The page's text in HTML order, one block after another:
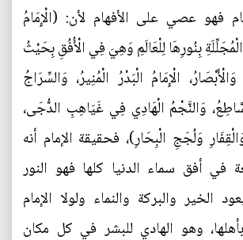
فهو عصي على الأفهام لأن: (الْإِمَامُ
بِنُورِهَا لِلْعَالَمِ وَهِيَ فِي الْأُفُقِ بِحَيْثُ
الْإِمَامُ الْبَدْرُ الْمُنِيرُ، وَالسِّرَاجُ
وَالنَّجْمُ الْهَادِي فِي غَيَاهِبِ الدُّجَى‌،
وَلُجَجِ الْبِحَارِ)، فحقيقة الإمام أنه
في أفق سماء الدنيا كلها فهو النور
الخير والبركة والنماء ولولا الإمام
وهو الهادي للبشر في كل مكان